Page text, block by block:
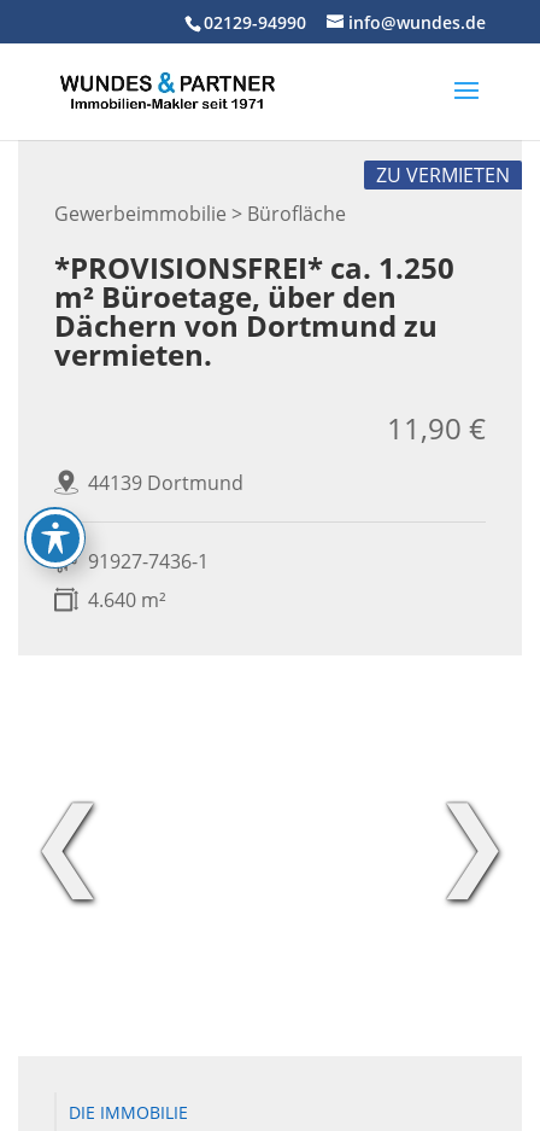
02129-94990 info@wundes.de
Gewerbeimmobilie > Bürofläche
ZU VERMIETEN
*PROVISIONSFREI* ca. 1.250
m² Büroetage, über den
Dächern von Dortmund zu
vermieten.
44139 Dortmund
11,90 €
91927-7436-1
4.640 m²
❮ ❯
DIE IMMOBILIE